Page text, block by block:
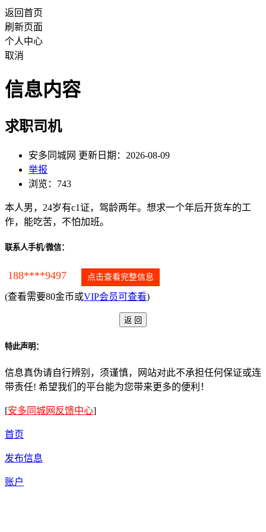
返回首页
刷新页面
个人中心
取消
信息内容
求职司机
安多同城网 更新日期：2026-08-09
举报
浏览：743
本人男，24岁有c1证，驾龄两年。想求一个年后开货车的工
作，能吃苦，不怕加班。
联系人手机/微信：
188****9497 点击查看完整信息
(查看需要80金币或VIP会员可查看)
特此声明：
信息真伪请自行辨别，须谨慎，网站对此不承担任何保证或连
带责任! 希望我们的平台能为您带来更多的便利！
[安多同城网反馈中心]
首页
发布信息
账户